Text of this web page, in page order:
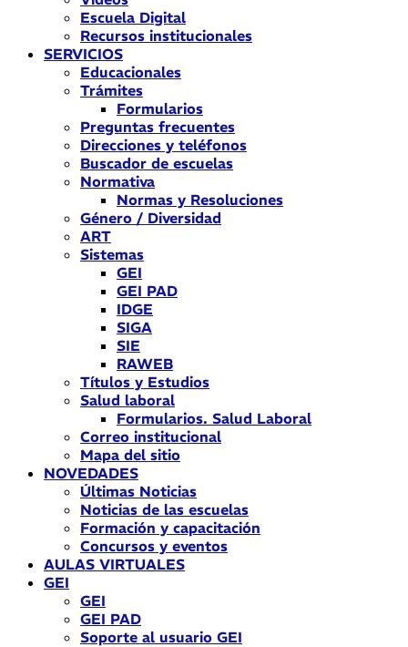
Escuela Digital
Recursos institucionales
SERVICIOS
Educacionales
Trámites
Formularios
Preguntas frecuentes
Direcciones y teléfonos
Buscador de escuelas
Normativa
Normas y Resoluciones
Género / Diversidad
ART
Sistemas
GEI
GEI PAD
IDGE
SIGA
SIE
RAWEB
Títulos y Estudios
Salud laboral
Formularios. Salud Laboral
Correo institucional
Mapa del sitio
NOVEDADES
Últimas Noticias
Noticias de las escuelas
Formación y capacitación
Concursos y eventos
AULAS VIRTUALES
GEI
GEI
GEI PAD
Soporte al usuario GEI